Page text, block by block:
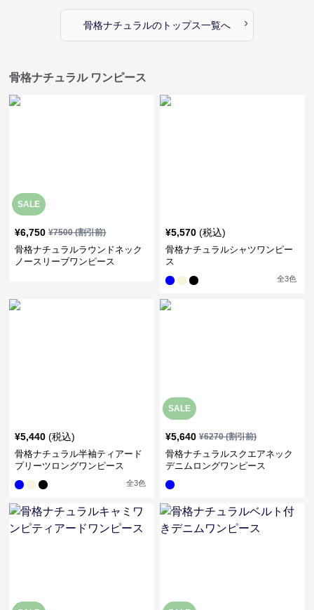
骨格ナチュラルのトップス一覧へ ›
骨格ナチュラル ワンピース
SALE
¥6,750 ¥7500(割引前)
骨格ナチュラルラウンドネック
ノースリーブワンピース
¥5,570 (税込)
骨格ナチュラルシャツワンピー
ス
全3色
¥5,440 (税込)
骨格ナチュラル半袖ティアード
プリーツロングワンピース
全3色
SALE
¥5,640 ¥6270(割引前)
骨格ナチュラルスクエアネック
デニムロングワンピース